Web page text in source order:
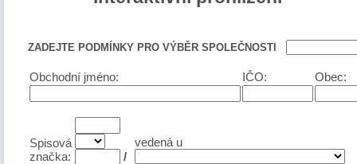
ZADEJTE PODMÍNKY PRO VÝBĚR SPOLEČNOSTI
Obchodní jméno: IČO: Obec:
Spisová
značka:
/
vedená u